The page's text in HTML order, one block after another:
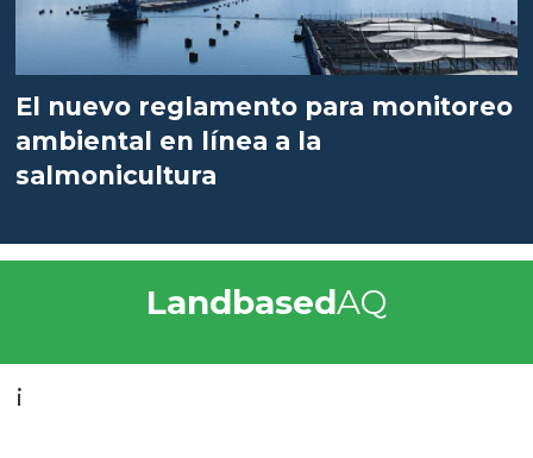
El nuevo reglamento para monitoreo
ambiental en línea a la
salmonicultura
LandbasedAQ
¡